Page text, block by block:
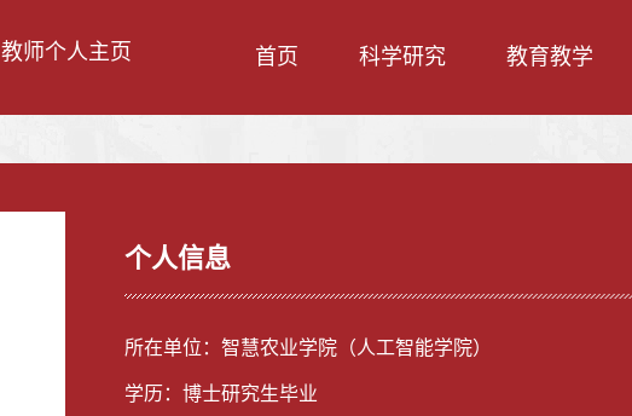
教师个人主页 首页 科学研究 教育教学
个人信息
所在单位：智慧农业学院（人工智能学院）
学历：博士研究生毕业